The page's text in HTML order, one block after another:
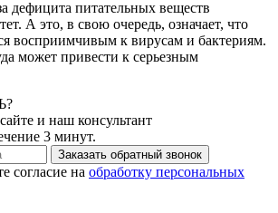
дефицита питательных веществ
А это, в свою очередь, означает, что
восприимчивым к вирусам и бактериям.
может привести к серьезным
и наш консультант
3 минут.
Заказать обратный звонок
согласие на обработку персональных